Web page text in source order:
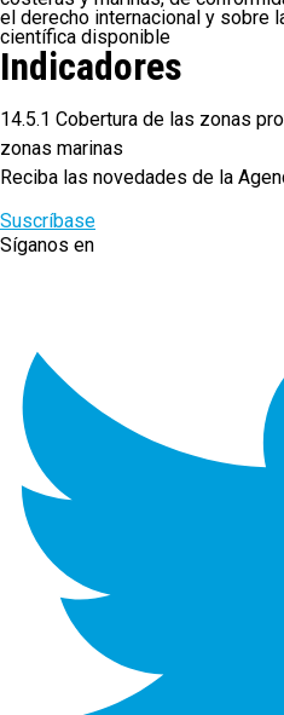
el derecho internacional y sobre
científica disponible
Indicadores
14.5.1 Cobertura de las zonas
zonas marinas
Reciba las novedades de la
Suscríbase
Síganos en